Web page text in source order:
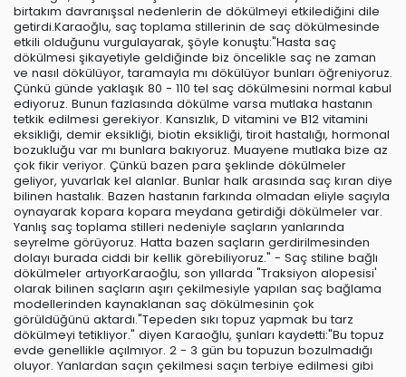
birtakım davranışsal nedenlerin de dökülmeyi etkilediğini dile
getirdi.Karaoğlu, saç toplama stillerinin de saç dökülmesinde
etkili olduğunu vurgulayarak, şöyle konuştu:"Hasta saç
dökülmesi şikayetiyle geldiğinde biz öncelikle saç ne zaman
ve nasıl dökülüyor, taramayla mı dökülüyor bunları öğreniyoruz.
Çünkü günde yaklaşık 80 - 110 tel saç dökülmesini normal kabul
ediyoruz. Bunun fazlasında dökülme varsa mutlaka hastanın
tetkik edilmesi gerekiyor. Kansızlık, D vitamini ve B12 vitamini
eksikliği, demir eksikliği, biotin eksikliği, tiroit hastalığı, hormonal
bozukluğu var mı bunlara bakıyoruz. Muayene mutlaka bize az
çok fikir veriyor. Çünkü bazen para şeklinde dökülmeler
geliyor, yuvarlak kel alanlar. Bunlar halk arasında saç kıran diye
bilinen hastalık. Bazen hastanın farkında olmadan eliyle saçıyla
oynayarak kopara kopara meydana getirdiği dökülmeler var.
Yanlış saç toplama stilleri nedeniyle saçların yanlarında
seyrelme görüyoruz. Hatta bazen saçların gerdirilmesinden
dolayı burada ciddi bir kellik görebiliyoruz." - Saç stiline bağlı
dökülmeler artıyorKaraoğlu, son yıllarda "Traksiyon alopesisi'
olarak bilinen saçların aşırı çekilmesiyle yapılan saç bağlama
modellerinden kaynaklanan saç dökülmesinin çok
görüldüğünü aktardı."Tepeden sıkı topuz yapmak bu tarz
dökülmeyi tetikliyor." diyen Karaoğlu, şunları kaydetti:"Bu topuz
evde genellikle açılmıyor. 2 - 3 gün bu topuzun bozulmadığı
oluyor. Yanlardan saçın çekilmesi saçın terbiye edilmesi gibi